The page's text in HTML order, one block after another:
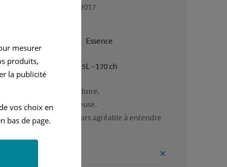
par Gaetan, en mars 2017
Essence
Manuelle 2.5L - 170 ch
très agréable à conduire.
une voiture très silencieuse.
6 cylindres toujours agréable à entendre
mesurer
produits,
la publicité
vos choix en
bas de page.